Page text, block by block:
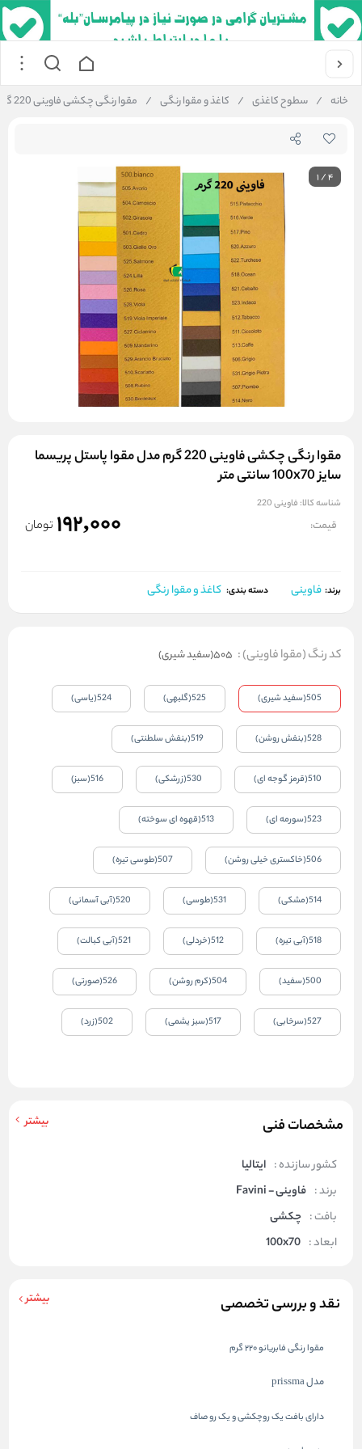
خانه / سطوح کاغذی / کاغذ و مقوا رنگی / مقوا رنگی چکشی فاوینی 220 گرم مدل مقوا پاستل پریسما سایز 100x70 سانتی متر
1/4
مقوا رنگی چکشی فاوینی 220 گرم مدل مقوا پاستل پریسما
سایز 100x70 سانتی متر
شناسه کالا: فاوینی 220
قیمت: 192,000 تومان
برند: فاوینی دسته بندی: کاغذ و مقوا رنگی
مشخصات فنی بیشتر
کشور سازنده : ایتالیا
برند : فاوینی - Favini
بافت : چکشی
ابعاد : 100x70
نقد و بررسی تخصصی بیشتر
مقوا رنگی فابریانو 220 گرم
مدل prissma
دارای بافت یک روچکشی و یک رو صاف
کد رنگ (مقوا فاوینی): 505(سفید شیری)
505(سفید شیری) 525(گلبهی) 524(یاسی)
528(بنفش روشن) 519(بنفش سلطنتی)
510(قرمز گوجه ای) 530(زرشکی) 516(سبز)
523(سورمه ای) 513(قهوه ای سوخته)
506(خاکستری خیلی روشن) 507(طوسی تیره)
514(مشکی) 531(طوسی) 520(آبی آسمانی)
518(آبی تیره) 512(خردلی) 521(آبی کبالت)
500(سفید) 504(کرم روشن) 526(صورتی)
527(سرخابی) 517(سبز یشمی) 502(زرد)